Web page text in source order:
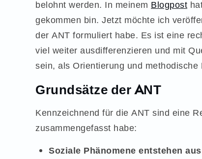
belohnt werden. In meinem Blogpost
gekommen bin. Jetzt möchte ich
der ANT formuliert habe. Es ist eine
viel weiter ausdifferenzieren und mit
sein, als Orientierung und
Grundsätze der ANT
Kennzeichnend für die ANT sind eine
zusammengefasst habe:
Soziale Phänomene entstehen